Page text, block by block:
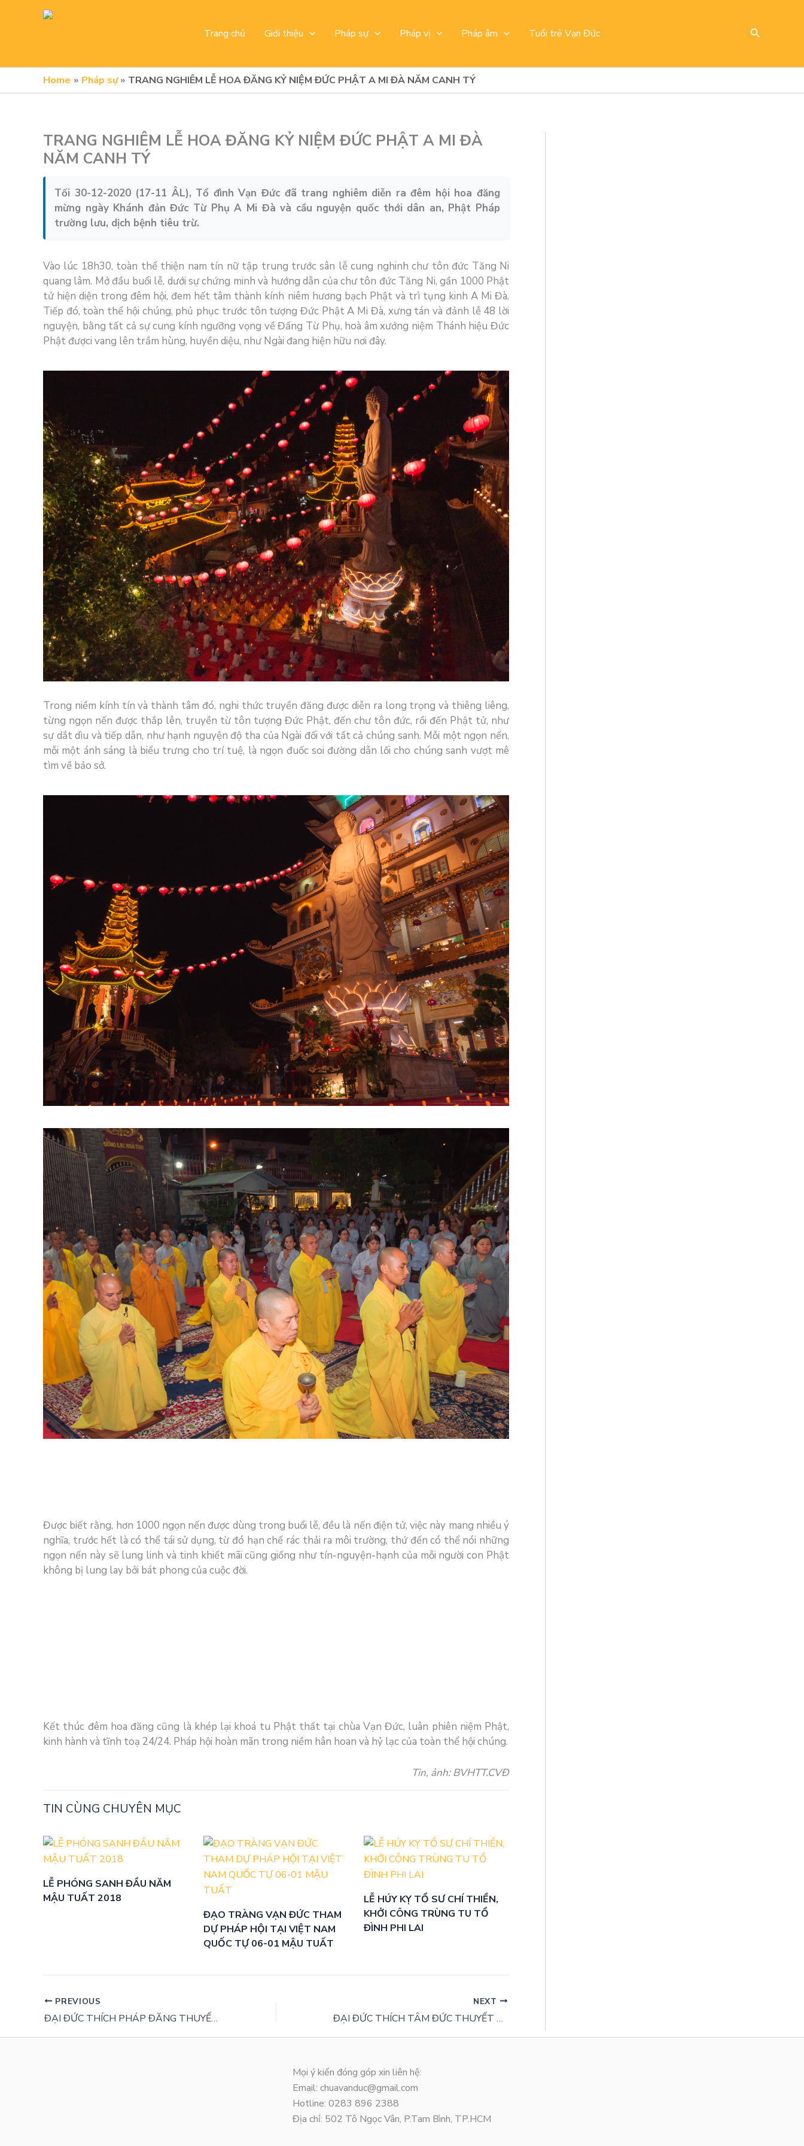
Trang chủ Giới thiệu Pháp sự Pháp vị Pháp âm Tuổi trẻ Vạn Đức Search
Home Pháp sự TRANG NGHIÊM LỄ HOA ĐĂNG KỶ NIỆM ĐỨC PHẬT A MI ĐÀ NĂM CANH TÝ
TRANG NGHIÊM LỄ HOA ĐĂNG KỶ NIỆM ĐỨC PHẬT A MI ĐÀ
NĂM CANH TÝ
Tối 30-12-2020 (17-11 ÂL), Tổ đình Vạn Đức đã trang nghiêm diễn ra đêm hội hoa đăng
mừng ngày Khánh đản Đức Từ Phụ A Mi Đà và cầu nguyện quốc thới dân an, Phật Pháp
trường lưu, dịch bệnh tiêu trừ.
Vào lúc 18h30, toàn thể thiện nam tín nữ tập trung trước sân lễ cung nghinh chư tôn đức Tăng Ni
quang lâm. Mở đầu buổi lễ, dưới sự chứng minh và hướng dẫn của chư tôn đức Tăng Ni, gần 1000 Phật
tử hiện diện trong đêm hội, đem hết tâm thành kính niêm hương bạch Phật và trì tụng kinh A Mi Đà.
Tiếp đó, toàn thể hội chúng, phủ phục trước tôn tượng Đức Phật A Mi Đà, xưng tán và đảnh lễ 48 lời
nguyện, bằng tất cả sự cung kính ngưỡng vọng về Đấng Từ Phụ, hoà âm xướng niệm Thánh hiệu Đức
Phật đượci vang lên trầm hùng, huyền diệu, như Ngài đang hiện hữu nơi đây.
Trong niềm kính tín và thành tâm đó, nghi thức truyền đăng được diễn ra long trọng và thiêng liêng,
từng ngọn nến được thắp lên, truyền từ tôn tượng Đức Phật, đến chư tôn đức, rồi đến Phật tử, như
sự dắt dìu và tiếp dẫn, như hạnh nguyện độ tha của Ngài đối với tất cả chúng sanh. Mỗi một ngọn nến,
mỗi một ánh sáng là biểu trưng cho trí tuệ, là ngọn đuốc soi đường dẫn lối cho chúng sanh vượt mê
tìm về bảo sở.
Được biết rằng, hơn 1000 ngọn nến được dùng trong buổi lễ, đều là nến điện tử, việc này mang nhiều ý
nghĩa, trước hết là có thể tái sử dụng, từ đó hạn chế rác thải ra môi trường, thứ đến có thể nói những
ngọn nến này sẽ lung linh và tinh khiết mãi cũng giống như tín-nguyện-hạnh của mỗi người con Phật
không bị lung lay bởi bát phong của cuộc đời.
Kết thúc đêm hoa đăng cũng là khép lại khoá tu Phật thất tại chùa Vạn Đức, luân phiên niệm Phật,
kinh hành và tĩnh toạ 24/24. Pháp hội hoàn mãn trong niềm hân hoan và hỷ lạc của toàn thể hội chúng.
Tin, ảnh: BVHTT.CVĐ
TIN CÙNG CHUYÊN MỤC
LỄ PHÓNG SANH ĐẦU NĂM
MẬU TUẤT 2018
ĐẠO TRÀNG VẠN ĐỨC THAM
DỰ PHÁP HỘI TẠI VIỆT NAM
QUỐC TỰ 06-01 MẬU TUẤT
LỄ HÚY KỴ TỔ SƯ CHÍ THIỀN,
KHỞI CÔNG TRÙNG TU TỔ
ĐÌNH PHI LAI
PREVIOUS
ĐẠI ĐỨC THÍCH PHÁP ĐĂNG THUYẾT PHÁP TẠI KTPT KỲ 39 TẠI CHÙA VẠN ĐỨC
NEXT
ĐẠI ĐỨC THÍCH TÂM ĐỨC THUYẾT GIẢNG TẠI LỚP GIÁO LÝ CHÙA VẠN ĐỨC 2021
Mọi ý kiến đóng góp xin liên hệ:
Email: chuavanduc@gmail.com
Hotline: 0283 896 2388
Địa chỉ: 502 Tô Ngọc Vân, P.Tam Bình, TP.HCM